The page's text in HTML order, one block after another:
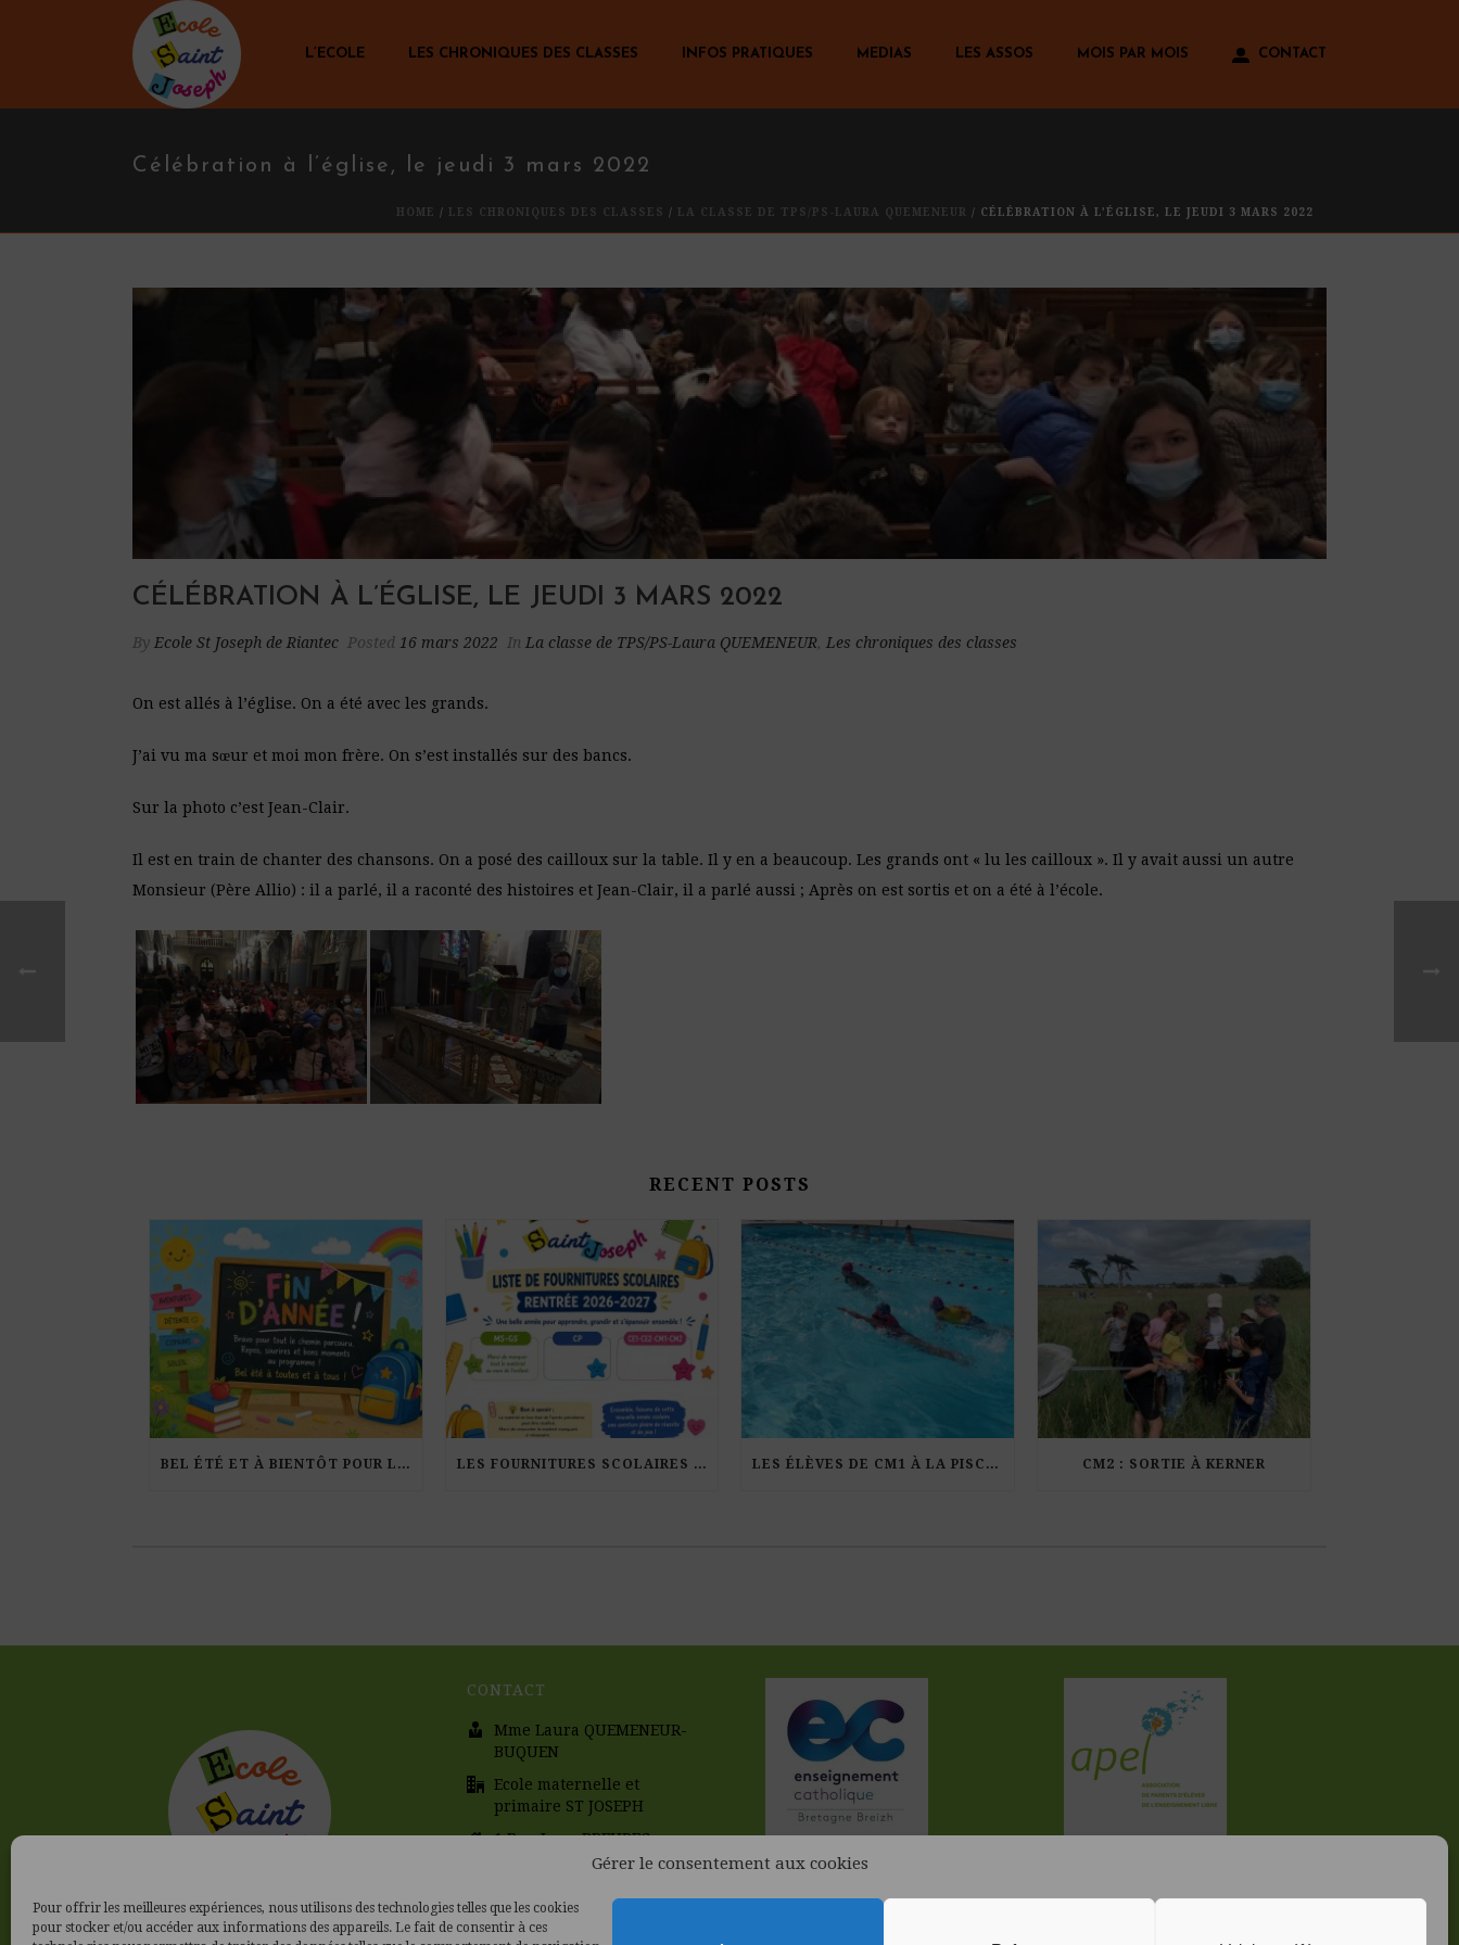
Gérer le consentement aux cookies
Pour offrir les meilleures expériences, nous utilisons des technologies telles que les cookies
pour stocker et/ou accéder aux informations des appareils. Le fait de consentir à ces
L’ECOLE LES CHRONIQUES DES CLASSES INFOS PRATIQUES MEDIAS LES ASSOS MOIS PAR MOIS CONTACT
Célébration à l’église, le jeudi 3 mars 2022
HOME / LES CHRONIQUES DES CLASSES / LA CLASSE DE TPS/PS-LAURA QUEMENEUR / CÉLÉBRATION À L’ÉGLISE, LE JEUDI 3 MARS 2022
CÉLÉBRATION À L’ÉGLISE, LE JEUDI 3 MARS 2022
By Ecole St Joseph de Riantec Posted 16 mars 2022 In La classe de TPS/PS-Laura QUEMENEUR, Les chroniques des classes
On est allés à l’église. On a été avec les grands.
J’ai vu ma sœur et moi mon frère. On s’est installés sur des bancs.
Sur la photo c’est Jean-Clair.
Il est en train de chanter des chansons. On a posé des cailloux sur la table. Il y en a beaucoup. Les grands ont « lu les cailloux ». Il y avait aussi un autre
Monsieur (Père Allio) : il a parlé, il a raconté des histoires et Jean-Clair, il a parlé aussi ; Après on est sortis et on a été à l’école.
RECENT POSTS
BEL ÉTÉ ET À BIENTÔT POUR LA RENTRÉE ! LES FOURNITURES SCOLAIRES POUR LA RENTRÉE 2026-27 LES ÉLÈVES DE CM1 À LA PISCINE MUNICIPALE DE KERDURAND CM2 : SORTIE À KERNER
CONTACT
Mme Laura QUEMENEUR-
BUQUEN
Ecole maternelle et
primaire ST JOSEPH
1 Rue Leon BREUREC
56670 RIANTEC